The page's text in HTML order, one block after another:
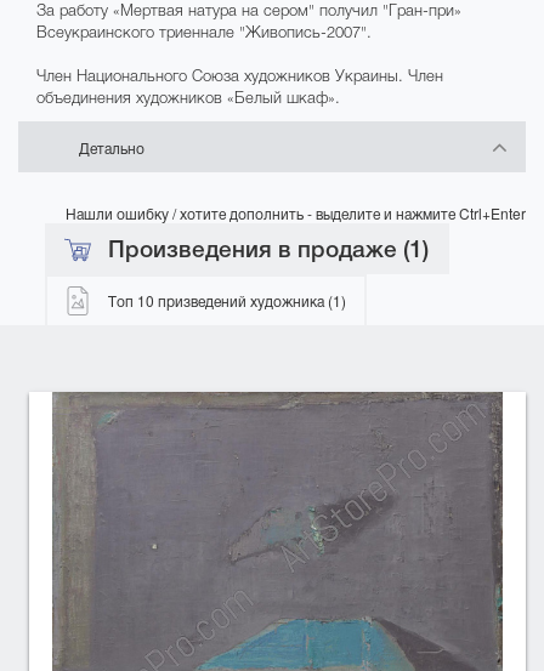
За работу «Мертвая натура на сером" получил "Гран-при»
Всеукраинского триеннале "Живопись-2007".
Член Национального Союза художников Украины. Член
объединения художников «Белый шкаф».
Детально
Нашли ошибку / хотите дополнить - выделите и нажмите Ctrl+Enter
Произведения в продаже (1)
Топ 10 призведений художника (1)